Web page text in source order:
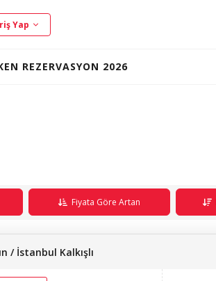
Yap
REZERVASYON 2026
Fiyata Göre Artan
/ İstanbul Kalkışlı